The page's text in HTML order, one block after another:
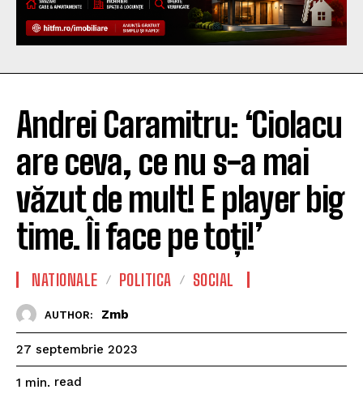
Andrei Caramitru: ‘Ciolacu
are ceva, ce nu s-a mai
văzut de mult! E player big
time. Îi face pe toți!’
NATIONALE POLITICA SOCIAL
AUTHOR: Zmb
27 septembrie 2023
1 min. read